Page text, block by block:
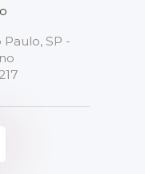
Paulo, SP -